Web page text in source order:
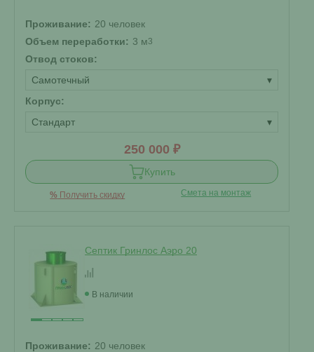
Проживание: 20 человек
Объем переработки: 3 м3
Отвод стоков:
Самотечный
▾
Корпус:
Стандарт
▾
250 000 ₽
Купить
% Получить скидку Смета на монтаж
Септик Гринлос Аэро 20
В наличии
Проживание: 20 человек